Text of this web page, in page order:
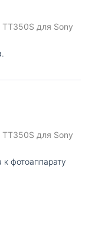
для Sony
для Sony
фотоаппарату